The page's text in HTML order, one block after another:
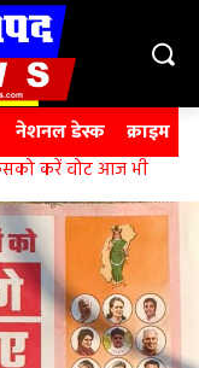
नेशनल डेस्क क्राइम
करें वोट आज भी